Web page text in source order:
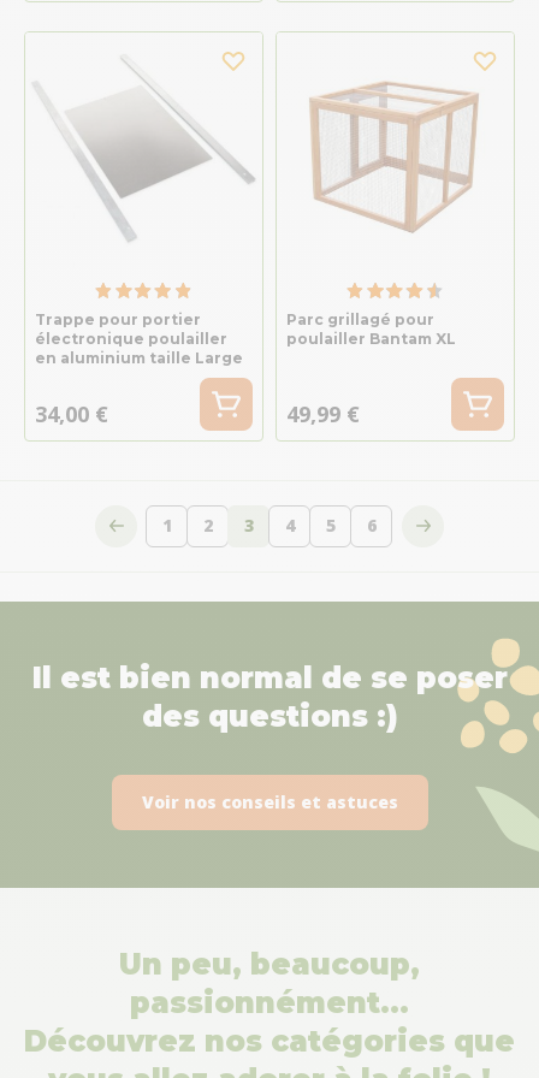
Trappe pour portier
électronique poulailler
en aluminium taille Large
34,00 €
Parc grillagé pour
poulailler Bantam XL
49,99 €
Page
1 Page
2 Vous lisez actuellement la page
3 Page
4 Page
5 Page
6
Il est bien normal de se poser
des questions :)
Voir nos conseils et astuces
Un peu, beaucoup,
passionnément…
Découvrez nos catégories que